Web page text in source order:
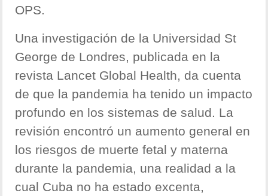
OPS.
Una investigación de la Universidad St
George de Londres, publicada en la
revista Lancet Global Health, da cuenta
de que la pandemia ha tenido un impacto
profundo en los sistemas de salud. La
revisión encontró un aumento general en
los riesgos de muerte fetal y materna
durante la pandemia, una realidad a la
cual Cuba no ha estado excenta,